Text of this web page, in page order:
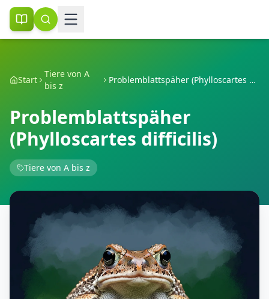
Start
Tiere von A
bis z
Problemblattspäher (Phylloscartes difficilis)
Problemblattspäher
(Phylloscartes difficilis)
Tiere von A bis z